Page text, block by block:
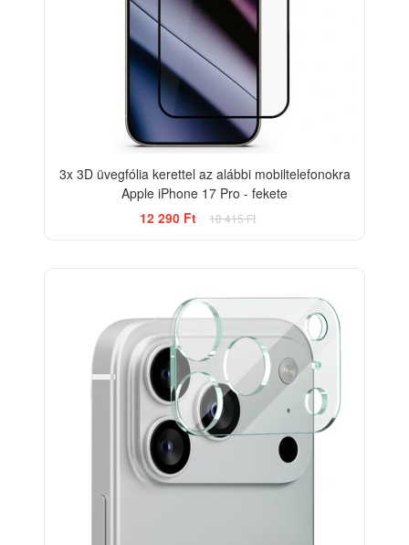
3x 3D üvegfólia kerettel az alábbi mobiltelefonokra
Apple iPhone 17 Pro - fekete
12 290 Ft
18 415 Ft